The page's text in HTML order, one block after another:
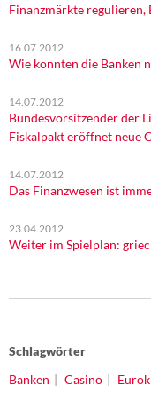
Finanzmärkte regulieren,
16.07.2012
Wie konnten die Banken
14.07.2012
Bundesvorsitzender der
Fiskalpakt eröffnet neue
14.07.2012
Das Finanzwesen ist
23.04.2012
Weiter im Spielplan:
Schlagwörter
Banken
Casino